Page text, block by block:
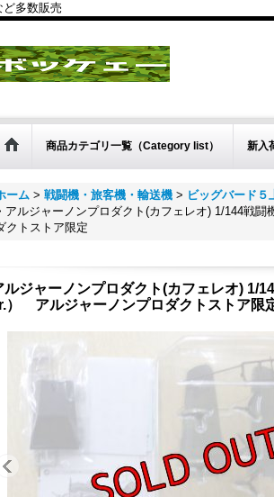
ど多数販売
商品カテゴリ一覧（Category list） 新入
ーム > 戦闘機・旅客機・輸送機 > ビッグバード
アルジャーノンプロダクト(カフェレオ) 1/144戦
クトストア限定
ルジャーノンプロダクト(カフェレオ) 1/
） アルジャーノンプロダクトストア限